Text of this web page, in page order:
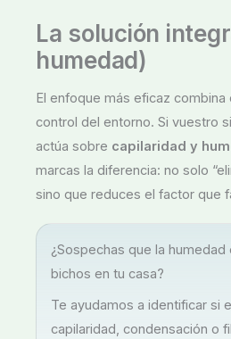
La solución
humedad)
El enfoque más eficaz
control del entorno. Si vuestro
actúa sobre capilaridad y
marcas la diferencia: no solo
sino que reduces el factor que
¿Sospechas que la
bichos en tu casa?
Te ayudamos a identificar si
capilaridad, condensación o